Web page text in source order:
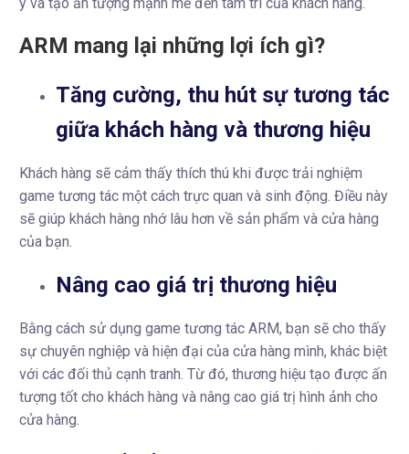
ARM mang lại những lợi ích gì?
Tăng cường, thu hút sự tương tác
giữa khách hàng và thương hiệu
Khách hàng sẽ cảm thấy thích thú khi được trải nghiệm
game tương tác một cách trực quan và sinh động. Điều này
sẽ giúp khách hàng nhớ lâu hơn về sản phẩm và cửa hàng
của bạn.
Nâng cao giá trị thương hiệu
Bằng cách sử dụng game tương tác ARM, bạn sẽ cho thấy
sự chuyên nghiệp và hiện đại của cửa hàng mình, khác biệt
với các đối thủ cạnh tranh. Từ đó, thương hiệu tạo được ấn
tượng tốt cho khách hàng và nâng cao giá trị hình ảnh cho
cửa hàng.